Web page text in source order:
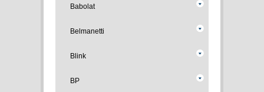
Babolat
Belmanetti
Blink
BP